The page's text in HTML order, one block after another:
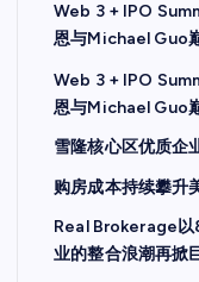
Web 3 + IPO
恩与Michael Guo
Web 3 + IPO
恩与Michael Guo
雪隆核心区优质企
购房成本持续攀升
Real Brokerage以
业的整合浪潮再掀